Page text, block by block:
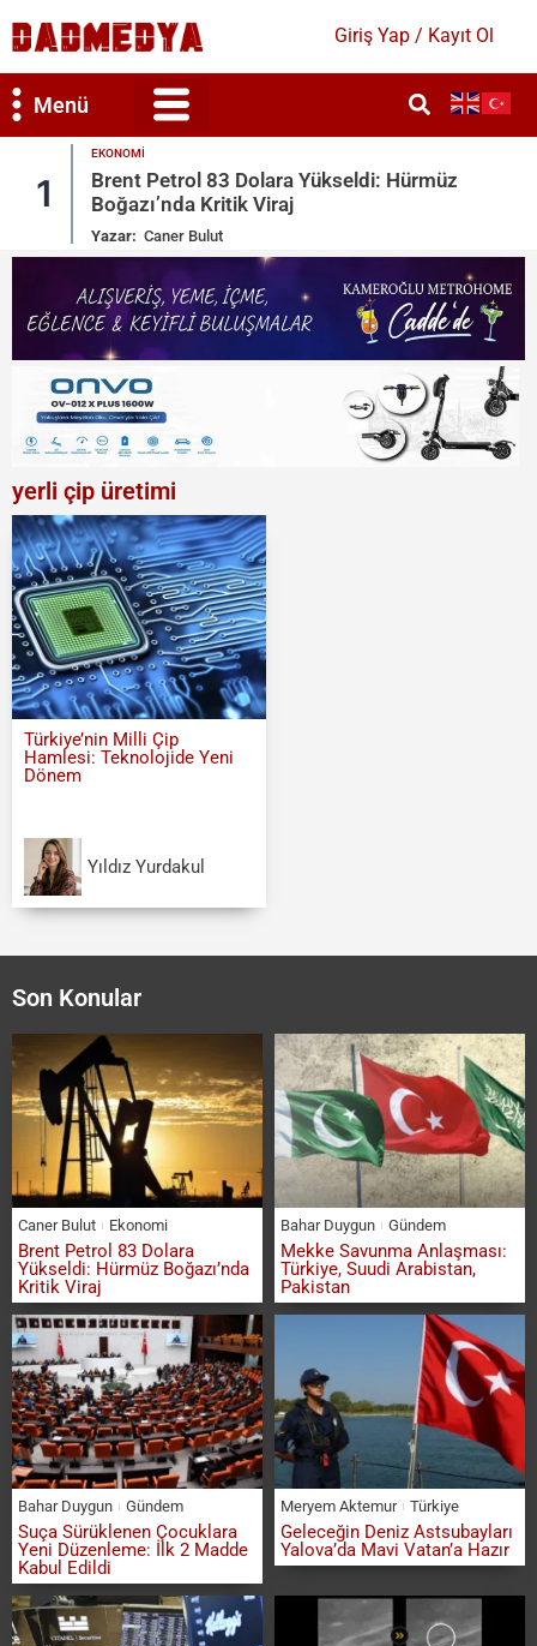
Giriş Yap / Kayıt Ol
Menü
2
Mekke Savunma Anlaşması: Türkiye,
Arabistan, Pakistan
Yazar:
yerli çip üretimi
Türkiye’nin Milli Çip
Hamlesi: Teknolojide Yeni
Dönem
Yıldız Yurdakul
Son Konular
Caner Bulut Ekonomi
Brent Petrol 83 Dolara
Yükseldi: Hürmüz Boğazı’nda
Kritik Viraj
Bahar Duygun Gündem
Mekke Savunma Anlaşması:
Türkiye, Suudi Arabistan,
Pakistan
Bahar Duygun Gündem
Suça Sürüklenen Çocuklara
Yeni Düzenleme: İlk 2 Madde
Kabul Edildi
Meryem Aktemur Türkiye
Geleceğin Deniz Astsubayları
Yalova’da Mavi Vatan’a Hazır